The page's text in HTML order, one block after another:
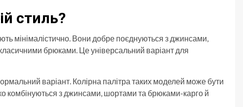
стиль?
мінімалістично. Вони добре поєднуються з джинсами,
брюками. Це універсальний варіант для
варіант. Колірна палітра таких моделей може бути
комбінуються з джинсами, шортами та брюками-карго й